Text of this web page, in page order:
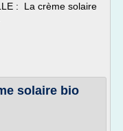
: La crème solaire
solaire bio